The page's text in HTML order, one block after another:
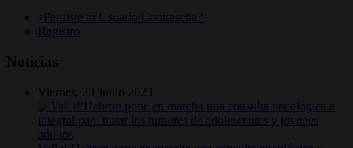
¿Perdiste tu Usuario/Contraseña?
Registro
Noticias
Viernes, 23 Junio 2023